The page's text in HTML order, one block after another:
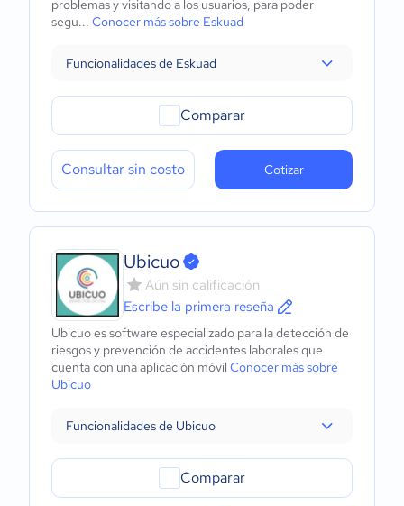
problemas y visitando a los usuarios, para poder
segu... Conocer más sobre Eskuad
Funcionalidades de Eskuad
Comparar
Consultar sin costo Cotizar
Ubicuo
Aún sin calificación
Escribe la primera reseña
Ubicuo es software especializado para la detección de
riesgos y prevención de accidentes laborales que
cuenta con una aplicación móvil Conocer más sobre
Ubicuo
Funcionalidades de Ubicuo
Comparar